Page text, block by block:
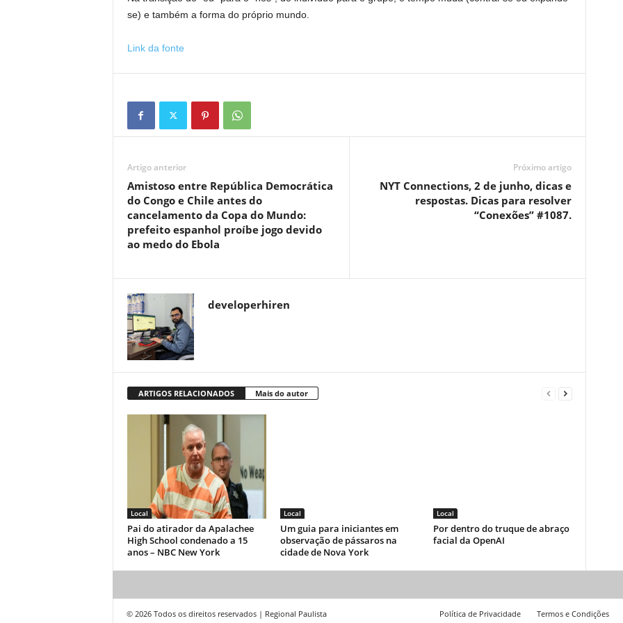
se) e também a forma do próprio mundo.
Link da fonte
Artigo anterior
Amistoso entre República Democrática
do Congo e Chile antes do
cancelamento da Copa do Mundo:
prefeito espanhol proíbe jogo devido
ao medo do Ebola
Próximo artigo
NYT Connections, 2 de junho, dicas e
respostas. Dicas para resolver
“Conexões” #1087.
developerhiren
ARTIGOS RELACIONADOS Mais do autor
Local
Pai do atirador da Apalachee
High School condenado a 15
anos – NBC New York
Local
Um guia para iniciantes em
observação de pássaros na
cidade de Nova York
Local
Por dentro do truque de abraço
facial da OpenAI
Política de Privacidade Termos e Condições
© 2026 Todos os direitos reservados | Regional Paulista